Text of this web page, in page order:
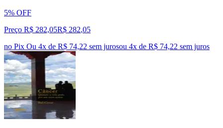
5% OFF
Preço R$ 282,05R$ 282,05
no Pix Ou 4x de R$ 74,22 sem jurosou 4x de R$ 74,22 sem juros